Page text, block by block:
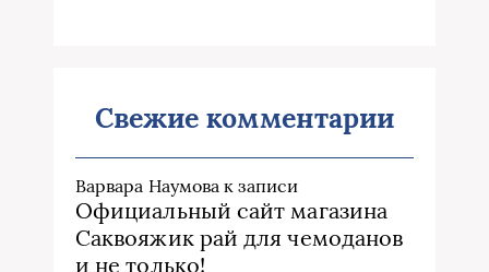
Свежие комментарии
Варвара Наумова к записи
Официальный сайт магазина
Саквояжик рай для чемоданов
и не только!